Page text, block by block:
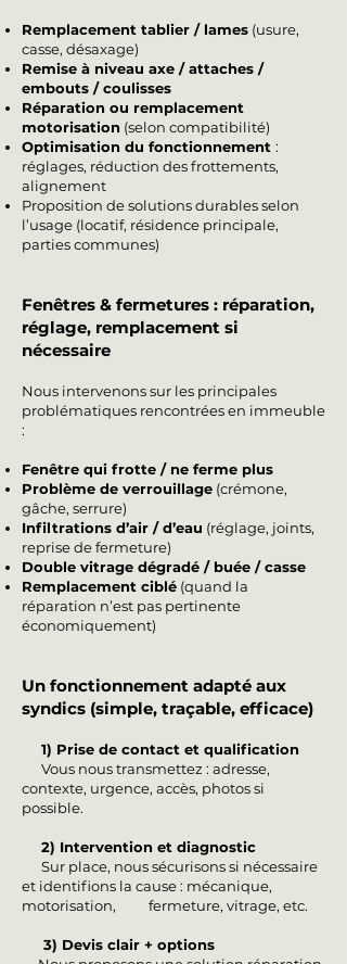
Remplacement tablier / lames (usure,
casse, désaxage)
Remise à niveau axe / attaches /
embouts / coulisses
Réparation ou remplacement
motorisation (selon compatibilité)
Optimisation du fonctionnement :
réglages, réduction des frottements,
alignement
Proposition de solutions durables selon
l’usage (locatif, résidence principale,
parties communes)
Fenêtres & fermetures : réparation,
réglage, remplacement si
nécessaire
Nous intervenons sur les principales
problématiques rencontrées en immeuble
:
Fenêtre qui frotte / ne ferme plus
Problème de verrouillage (crémone,
gâche, serrure)
Infiltrations d’air / d’eau (réglage, joints,
reprise de fermeture)
Double vitrage dégradé / buée / casse
Remplacement ciblé (quand la
réparation n’est pas pertinente
économiquement)
Un fonctionnement adapté aux
syndics (simple, traçable, efficace)
1) Prise de contact et qualification
Vous nous transmettez : adresse,
contexte, urgence, accès, photos si
possible.
2) Intervention et diagnostic
Sur place, nous sécurisons si nécessaire
et identifions la cause : mécanique,
motorisation, fermeture, vitrage, etc.
3) Devis clair + options